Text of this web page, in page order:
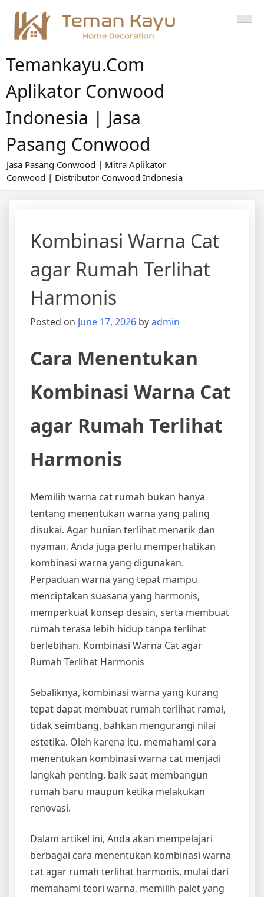
content
Temankayu.com
Aplikator Conwood
Indonesia | Jasa
Pasang Conwood
Jasa Pasang Conwood | Mitra Aplikator
Conwood | Distributor Conwood Indonesia
Kombinasi Warna Cat
agar Rumah Terlihat
Harmonis
Posted on June 17, 2026 byadmin
Cara Menentukan
Kombinasi Warna Cat
agar Rumah Terlihat
Harmonis
Memilih warna cat rumah bukan hanya
tentang menentukan warna yang paling
disukai. Agar hunian terlihat menarik dan
nyaman, Anda juga perlu memperhatikan
kombinasi warna yang digunakan.
Perpaduan warna yang tepat mampu
menciptakan suasana yang harmonis,
memperkuat konsep desain, serta membuat
rumah terasa lebih hidup tanpa terlihat
berlebihan. Kombinasi Warna Cat agar
Rumah Terlihat Harmonis
Sebaliknya, kombinasi warna yang kurang
tepat dapat membuat rumah terlihat ramai,
tidak seimbang, bahkan mengurangi nilai
estetika. Oleh karena itu, memahami cara
menentukan kombinasi warna cat menjadi
langkah penting, baik saat membangun
rumah baru maupun ketika melakukan
renovasi.
Dalam artikel ini, Anda akan mempelajari
berbagai cara menentukan kombinasi warna
cat agar rumah terlihat harmonis, mulai dari
memahami teori warna, memilih palet yang